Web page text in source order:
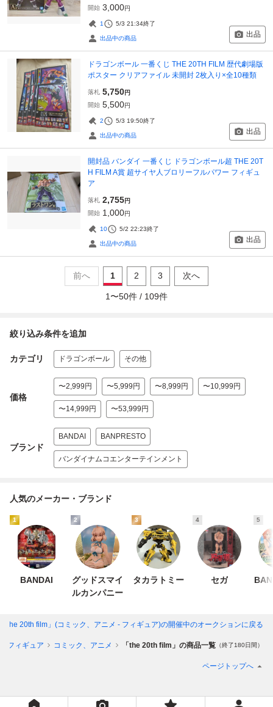
開始 3,000円
1 5/3 21:34終了
出品中の商品 出品
ドラゴンボール 一番くじ THE 20TH FILM 歴代劇場版
ポスター クリアファイル 未開封 2枚入り×全10種類
落札 5,750円
開始 5,500円
2 5/3 19:50終了
出品中の商品 出品
開封品 バンダイ 一番くじ ドラゴンボール超 THE 20T
H FILM A賞 超サイヤ人ブロリーフルパワー フィギュ
ア
落札 2,755円
開始 1,000円
10 5/2 22:23終了
出品中の商品 出品
前へ 1 2 3 次へ
1 〜50件 / 109件
絞り込み条件を追加
カテゴリ ドラゴンボール その他
価格
〜2,999円 〜5,999円 〜8,999円 〜10,999円
〜14,999円 〜53,999円
ブランド
BANDAI BANPRESTO
バンダイナムコエンターテインメント
人気のメーカー・ブランド
1
BANDAI
2
グッドスマイ
ルカンパニー
3
タカラトミー
4
セガ
5
「the 20th film」(コミック、アニメ - フィギュア)の開催中のオークションに戻る
フィギュア コミック、アニメ 「the 20th film」の商品一覧 （終了180日間）
ページトップへ